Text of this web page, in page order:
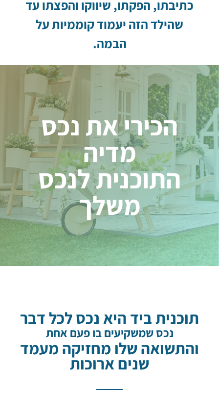
כתיבתו, הפקתו, שיווקו והפצתו עד
שהילד הזה יעמוד קוממיות על
הבמה.
הכירי את נכס
מדיה
התוכנית לנכס
משלך
תוכנית ביד היא נכס לכל דבר
נכס שמשקיעים בו פעם אחת
והתשואה שלו מחזיקה מעמד
שנים ארוכות